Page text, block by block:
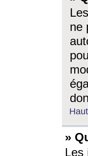
ne
Haut
»
Les